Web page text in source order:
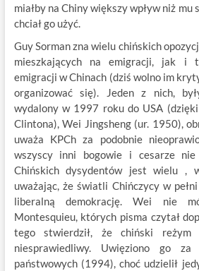
miałby na Chiny większy wpływ niż
chciał go użyć.
Guy Sorman zna wielu chińskich
mieszkających na emigracji, jak i
emigracji w Chinach (dziś wolno im
organizować się). Jeden z nich,
wydalony w 1997 roku do USA
Clintona), Wei Jingsheng (ur. 1950),
uważa KPCh za podobnie
wszyscy inni bogowie i cesarze
Chińskich dysydentów jest wielu ,
uważając, że światli Chińczycy w
liberalną demokrację. Wei nie
Montesquieu, których pisma czytał
tego stwierdził, że chiński
niesprawiedliwy. Uwięziono go za
państwowych (1994), choć udzielił